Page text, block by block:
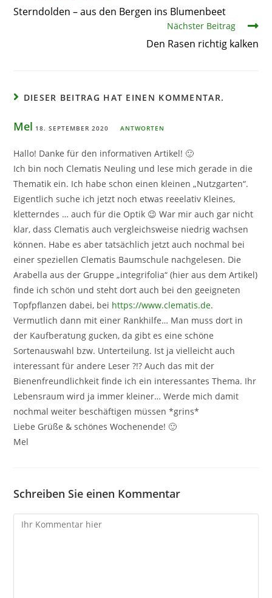
Sterndolden – aus den Bergen ins Blumenbeet
Nächster Beitrag
Den Rasen richtig kalken
DIESER BEITRAG HAT EINEN KOMMENTAR.
Mel 18. SEPTEMBER 2020 ANTWORTEN
Hallo! Danke für den informativen Artikel! 🙂
Ich bin noch Clematis Neuling und lese mich gerade in die
Thematik ein. Ich habe schon einen kleinen „Nutzgarten“.
Eigentlich suche ich jetzt noch etwas reeelativ Kleines,
kletterndes … auch für die Optik 😉 War mir auch gar nicht
klar, dass Clematis auch vergleichsweise niedrig wachsen
können. Habe es aber tatsächlich jetzt auch nochmal bei
einer speziellen Clematis Baumschule nachgelesen. Die
Arabella aus der Gruppe „integrifolia“ (hier aus dem Artikel)
finde ich schön und steht dort auch bei den geeigneten
Topfpflanzen dabei, bei https://www.clematis.de.
Vermutlich dann mit einer Rankhilfe… Man muss dort in
der Kaufberatung gucken, da gibt es eine schöne
Sortenauswahl bzw. Unterteilung. Ist ja vielleicht auch
interessant für andere Leser ?!? Auch das mit der
Bienenfreundlichkeit finde ich ein interessantes Thema. Ihr
Lebensraum wird ja immer kleiner… Werde mich damit
nochmal weiter beschäftigen müssen *grins*
Liebe Grüße & schönes Wochenende! 🙂
Mel
Schreiben Sie einen Kommentar
Kommentare